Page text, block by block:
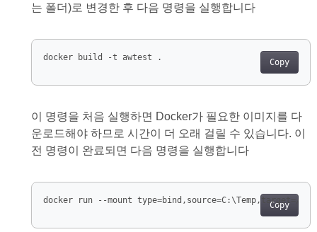
는 폴더)로 변경한 후 다음 명령을 실행합니다
Copy
docker build -t awtest .
이 명령을 처음 실행하면 Docker가 필요한 이미지를 다
운로드해야 하므로 시간이 더 오래 걸릴 수 있습니다. 이
전 명령이 완료되면 다음 명령을 실행합니다
Copy
docker run --mount type=bind,source=C:\Temp,target=/